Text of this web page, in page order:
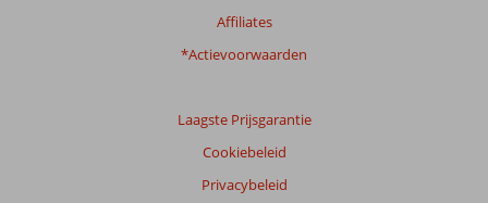
Affiliates
*Actievoorwaarden
Laagste Prijsgarantie
Cookiebeleid
Privacybeleid